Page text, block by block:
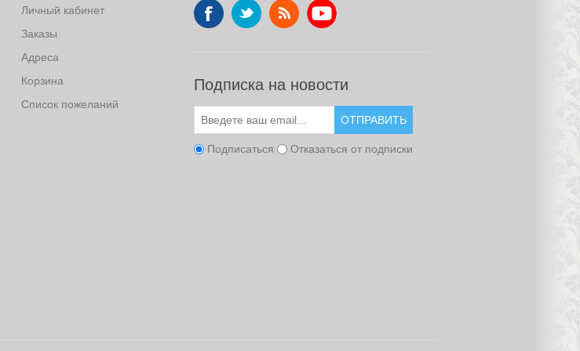
Личный кабинет
Заказы
Адреса
Корзина
Список пожеланий
Подписка на новости
ОТПРАВИТЬ
Подписаться Отказаться от подписки